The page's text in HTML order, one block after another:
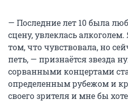
— Последние лет 10 была
сцену, увлеклась
том, что чувствовала, но
петь, — признаётся звезда
сорванными концертами
определенным рубежом и
своего зрителя и мне бы